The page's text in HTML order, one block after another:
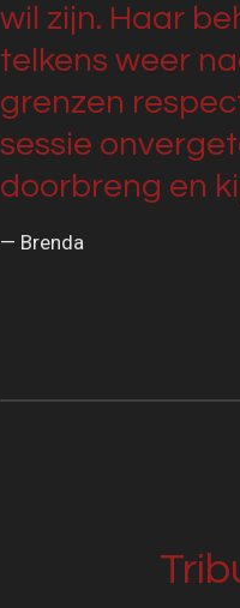
wil zijn. Haar
telkens weer
grenzen
sessie
doorbreng en
— Brenda